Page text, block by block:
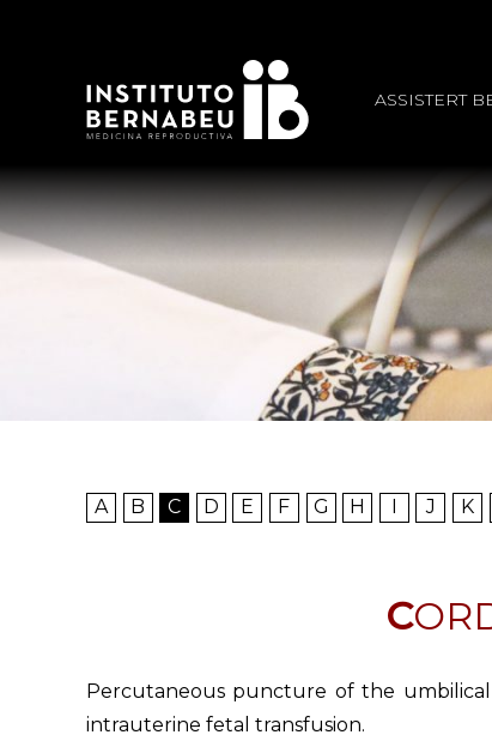
ASSISTERT
A B C D E F G H I J K
Percutaneous puncture of the
intrauterine fetal transfusion.